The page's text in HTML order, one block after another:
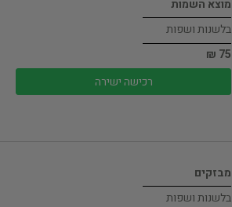
מוצא השמות
בלשנות ושפות
75 ₪
רכישה ישירה
מבזקים
בלשנות ושפות